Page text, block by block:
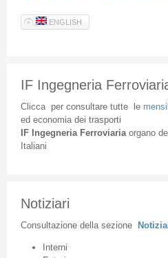
ENGLISH
IF Ingegneria
Cliccaper consultare tuttele
ed economia dei trasporti
IF Ingegneria Ferroviaria organodel
Italiani
Notiziari
Consultazione della sezione
Interni